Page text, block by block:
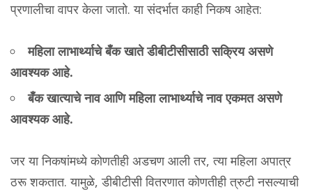
प्रणालीचा वापर केला जातो. या संदर्भात काही निकष आहेत:
महिला लाभार्थ्याचे बँक खाते डीबीटीसीसाठी सक्रिय असणे
आवश्यक आहे.
बँक खात्याचे नाव आणि महिला लाभार्थ्याचे नाव एकमत असणे
आवश्यक आहे.
जर या निकषांमध्ये कोणतीही अडचण आली तर, त्या महिला अपात्र
ठरू शकतात. यामुळे, डीबीटीसी वितरणात कोणतीही त्रुटी नसल्याची